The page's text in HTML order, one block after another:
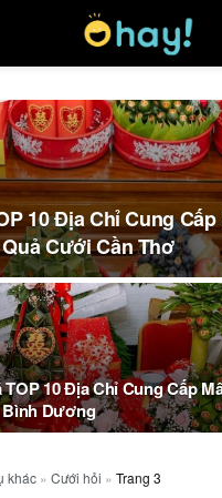
10 Địa Chỉ Cung
Cưới Cần Thơ
TOP 10 Địa Chỉ Cung Cấp
Dương
khác » Cưới hỏi » Trang 3